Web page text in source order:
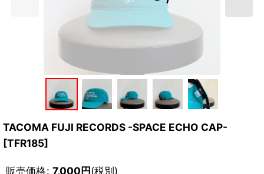
TACOMA FUJI RECORDS -SPACE ECHO CAP-
[TFR185]
販売価格: 7,000円(税別)